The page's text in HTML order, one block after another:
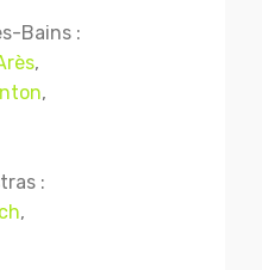
Bains :
,
,
:
,